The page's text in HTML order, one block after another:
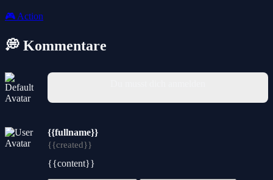
🎮Action
💭 Kommentare
{{fullname}}
{{created}}
{{content}}